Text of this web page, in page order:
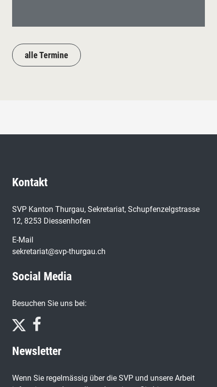
alle Termine
Kontakt
SVP Kanton Thurgau, Sekretariat, Schupfenzelgstrasse
12, 8253 Diessenhofen
E-Mail
sekretariat@svp-thurgau.ch
Social Media
Besuchen Sie uns bei:
Newsletter
Wenn Sie regelmässig über die SVP und unsere Arbeit